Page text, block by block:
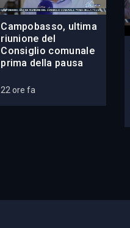
Campobasso, ultima
riunione del
Consiglio comunale
prima della pausa
22 ore fa